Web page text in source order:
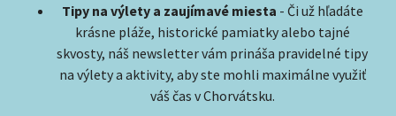
Tipy na výlety a zaujímavé miesta - Či už hľadáte
krásne pláže, historické pamiatky alebo tajné
skvosty, náš newsletter vám prináša pravidelné tipy
na výlety a aktivity, aby ste mohli maximálne využiť
váš čas v Chorvátsku.